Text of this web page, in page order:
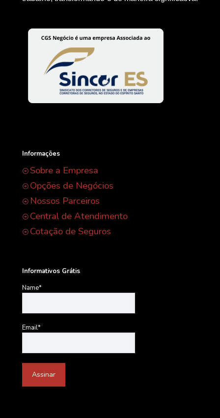
Informações
Sobre a Empresa
Opções de Negócios
Nossos Parceiros
Central de Atendimento
Cotação de Seguros
Informativos Grátis
Name*
Email*